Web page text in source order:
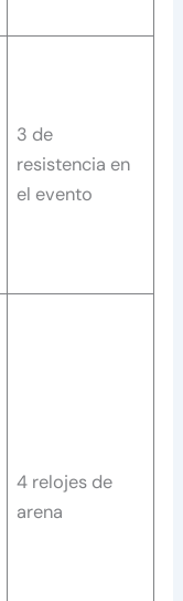
3 de
resistencia en
el evento
4 relojes de
arena